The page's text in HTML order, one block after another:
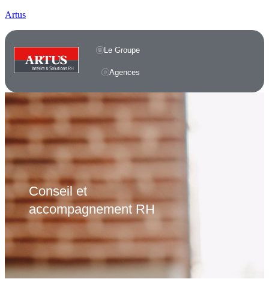
Artus
Le Groupe
Agences
Conseil et
accompagnement RH